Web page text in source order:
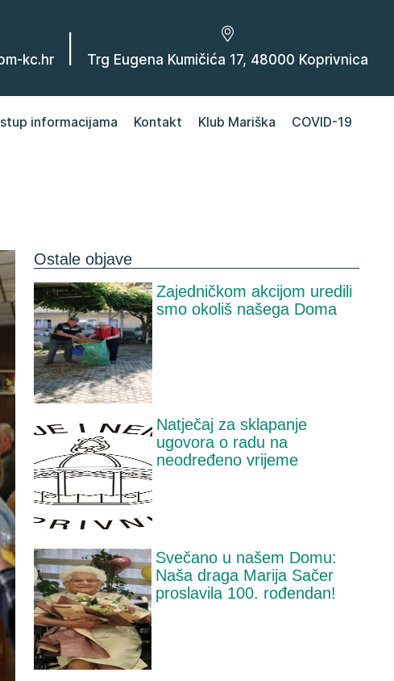
kc.hr Trg Eugena Kumičića 17, 48000 Koprivnica
informacijama Kontakt Klub Mariška COVID-19
Ostale objave
Zajedničkom akcijom uredili
smo okoliš našega Doma
Natječaj za sklapanje
ugovora o radu na
neodređeno vrijeme
Svečano u našem Domu:
Naša draga Marija Sačer
proslavila 100. rođendan!